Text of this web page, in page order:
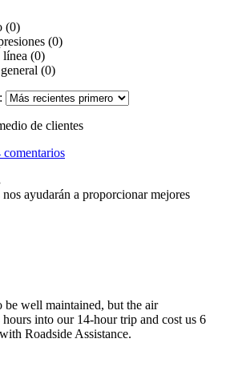
(0)
(0)
línea (0)
(0)
de clientes
comentarios
ayudarán a proporcionar mejores
be well maintained, but the air
into our 14-hour trip and cost us 6
Roadside Assistance.